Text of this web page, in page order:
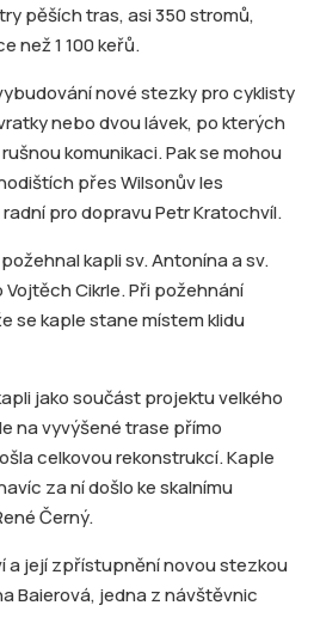
pěších tras, asi 350 stromů,
než 1 100 keřů.
nové stezky pro cyklisty
nebo dvou lávek, po kterých
komunikaci. Pak se mohou
přes Wilsonův les
pro dopravu Petr Kratochvíl.
kapli sv. Antonína a sv.
Cikrle. Při požehnání
se kaple stane místem klidu
jako součást projektu velkého
na vyvýšené trase přímo
celkovou rekonstrukcí. Kaple
za ní došlo ke skalnímu
Černý.
a její zpřístupnění novou stezkou
Baierová, jedna z návštěvnic